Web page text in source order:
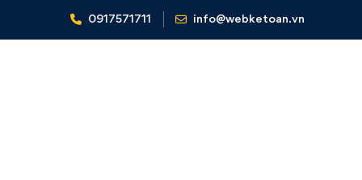
0917571711 info@webketoan.vn
Home Giảm mức đóng BHXH